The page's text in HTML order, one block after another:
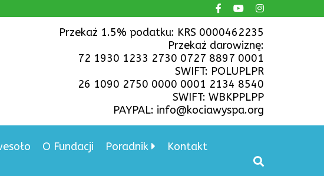
Przekaż 1.5% podatku: KRS 0000462235
Przekaż darowiznę:
72 1930 1233 2730 0727 8897 0001
SWIFT: POLUPLPR
26 1090 2750 0000 0001 2134 8540
SWIFT: WBKPPLPP
PAYPAL: info@kociawyspa.org
O Fundacji Poradnik Kontakt